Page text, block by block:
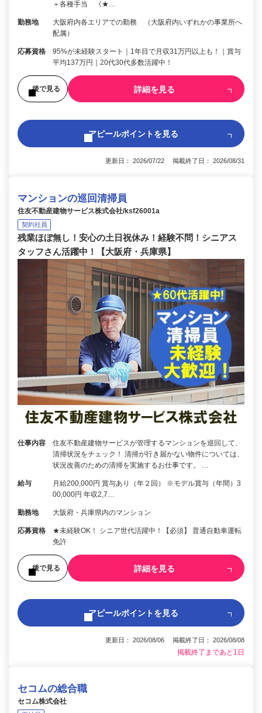
＋各種手当 《★…
勤務地
大阪府内各エリアでの勤務 （大阪府内いずれかの事業所へ
配属）
応募資格
95%が未経験スタート｜1年目で月収31万円以上も！｜賞与
平均137万円｜20代30代多数活躍中！
後で見る 詳細を見る
アピールポイントを見る
更新日： 2026/07/22 掲載終了日： 2026/08/31
マンションの巡回清掃員
住友不動産建物サービス株式会社/ksf26001a
契約社員
残業ほぼ無し！安心の土日祝休み！経験不問！シニアス
タッフさん活躍中！【大阪府・兵庫県】
仕事内容
住友不動産建物サービスが管理するマンションを巡回して、
清掃状況をチェック！ 清掃が行き届かない物件については、
状況改善のための清掃を実施するお仕事です。 …
給与
月給200,000円 賞与あり（年２回） ※モデル賞与（年間）3
00,000円 年収2,7…
勤務地 大阪府・兵庫県内のマンション
応募資格
★未経験OK！ シニア世代活躍中！【必須】 普通自動車運転
免許
後で見る 詳細を見る
アピールポイントを見る
更新日： 2026/08/06 掲載終了日： 2026/08/08
掲載終了まであと1日
セコムの総合職
セコム株式会社